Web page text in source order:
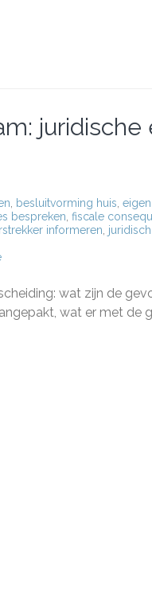
juridische
besluitvorming huis
bespreken fiscale
informeren
wat zijn de
wat er met de